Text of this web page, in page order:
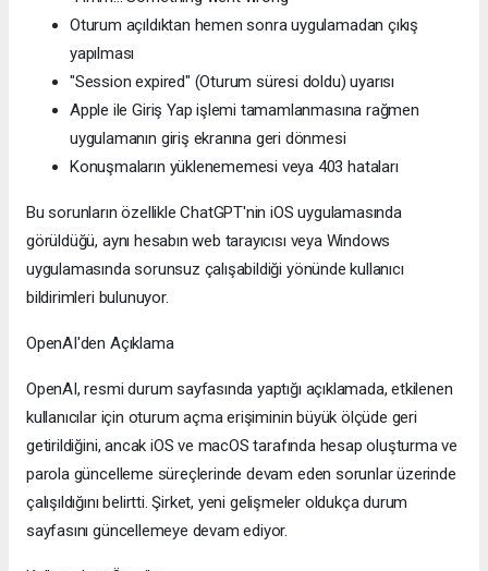
Oturum açıldıktan hemen sonra uygulamadan çıkış
yapılması
"Session expired" (Oturum süresi doldu) uyarısı
Apple ile Giriş Yap işlemi tamamlanmasına rağmen
uygulamanın giriş ekranına geri dönmesi
Konuşmaların yüklenememesi veya 403 hataları
Bu sorunların özellikle ChatGPT'nin iOS uygulamasında
görüldüğü, aynı hesabın web tarayıcısı veya Windows
uygulamasında sorunsuz çalışabildiği yönünde kullanıcı
bildirimleri bulunuyor.
OpenAI'den Açıklama
OpenAI, resmi durum sayfasında yaptığı açıklamada, etkilenen
kullanıcılar için oturum açma erişiminin büyük ölçüde geri
getirildiğini, ancak iOS ve macOS tarafında hesap oluşturma ve
parola güncelleme süreçlerinde devam eden sorunlar üzerinde
çalışıldığını belirtti. Şirket, yeni gelişmeler oldukça durum
sayfasını güncellemeye devam ediyor.